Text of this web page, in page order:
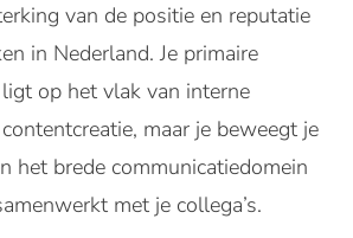
van de positie en reputatie
in Nederland. Je primaire
op het vlak van interne
maar je beweegt je
het brede communicatiedomein
met je collega’s.